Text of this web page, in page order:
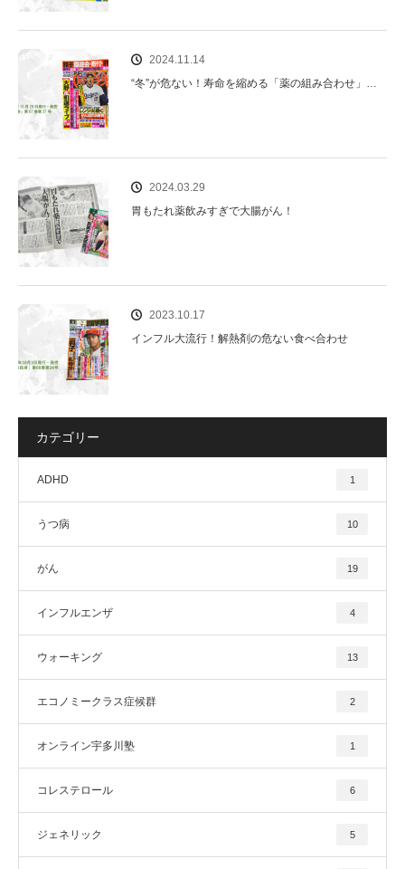
2024.11.14
“冬”が危ない！寿命を縮める「薬の組み合わせ」…
2024.03.29
胃もたれ薬飲みすぎで大腸がん！
2023.10.17
インフル大流行！解熱剤の危ない食べ合わせ
カテゴリー
ADHD 1
うつ病 10
がん 19
インフルエンザ 4
ウォーキング 13
エコノミークラス症候群 2
オンライン宇多川塾 1
コレステロール 6
ジェネリック 5